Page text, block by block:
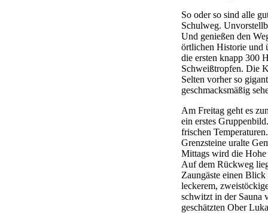
So oder so sind alle
Schulweg.
Und genießen den
örtlichen Historie und
die ersten knapp 300
Schweißtropfen. Die
Selten vorher so
geschmacksmäßig
Am Freitag geht es
ein erstes
frischen
Grenzsteine uralte
Mittags wird die Hohe
Auf dem Rückweg
Zaungäste einen
leckerem,
schwitzt in der Sauna
geschätzten Ober